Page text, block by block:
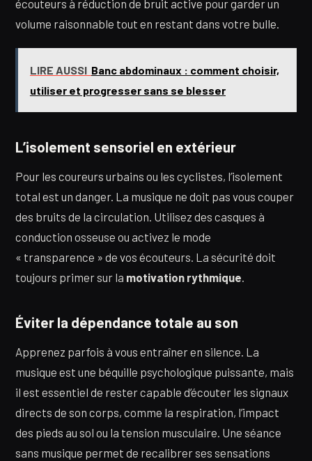
écouteurs à réduction de bruit active pour garder un
volume raisonnable tout en restant dans votre bulle.
LIRE AUSSI Banc abdominaux : comment choisir,
utiliser et progresser sans se blesser
L’isolement sensoriel en extérieur
Pour les coureurs urbains ou les cyclistes, l’isolement
total est un danger. La musique ne doit pas vous couper
des bruits de la circulation. Utilisez des casques à
conduction osseuse ou activez le mode
« transparence » de vos écouteurs. La sécurité doit
toujours primer sur la motivation rythmique.
Éviter la dépendance totale au son
Apprenez parfois à vous entraîner en silence. La
musique est une béquille psychologique puissante, mais
il est essentiel de rester capable d’écouter les signaux
directs de son corps, comme la respiration, l’impact
des pieds au sol ou la tension musculaire. Une séance
sans musique permet de recalibrer ses sensations